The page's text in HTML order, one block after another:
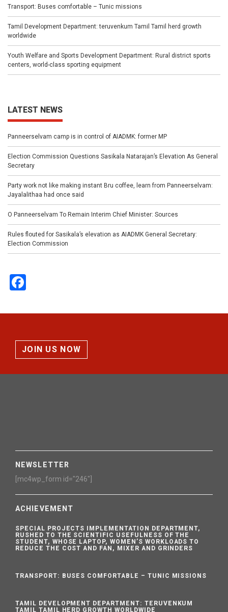
Transport: Buses comfortable – Tunic missions
Tamil Development Department: teruvenkum Tamil Tamil herd growth
worldwide
Youth Welfare and Sports Development Department: Rural district sports
centers, world-class sporting equipment
LATEST NEWS
Panneerselvam camp is in control of AIADMK: former MP
Election Commission Questions Sasikala Natarajan’s Elevation As General
Secretary
Party work not like making instant Bru coffee, learn from Panneerselvam:
Jayalalithaa had once said
O Panneerselvam To Remain Interim Chief Minister: Sources
Rules flouted for Sasikala’s elevation as AIADMK General Secretary:
Election Commission
JOIN US NOW
NEWSLETTER
[mc4wp_form id="246"]
ACHIEVEMENT
SPECIAL PROJECTS IMPLEMENTATION DEPARTMENT,
RUSHED TO THE SCIENTIFIC USEFULNESS OF THE
STUDENT, WHOSE LAPTOP, WOMEN’S WORKLOADS TO
REDUCE THE COST AND FAN, MIXER AND GRINDERS
TRANSPORT: BUSES COMFORTABLE – TUNIC MISSIONS
TAMIL DEVELOPMENT DEPARTMENT: TERUVENKUM
TAMIL TAMIL HERD GROWTH WORLDWIDE